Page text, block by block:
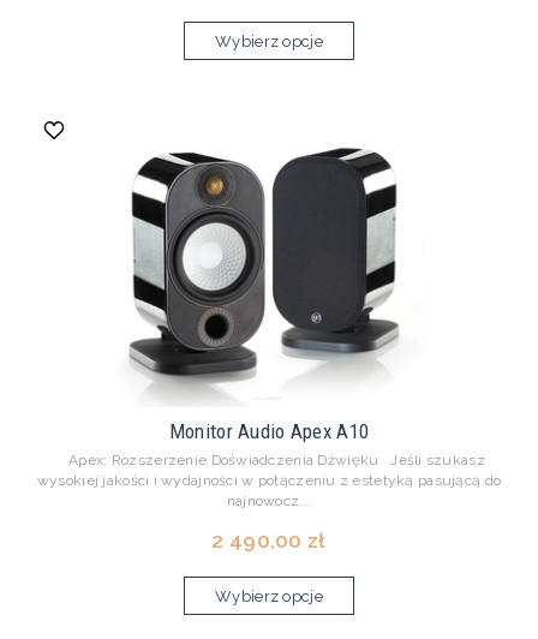
Wybierz opcje
Monitor Audio Apex A10
Apex: Rozszerzenie Doświadczenia Dźwięku Jeśli szukasz
wysokiej jakości i wydajności w połączeniu z estetyką pasującą do
najnowocz...
2 490,00 zł
Wybierz opcje